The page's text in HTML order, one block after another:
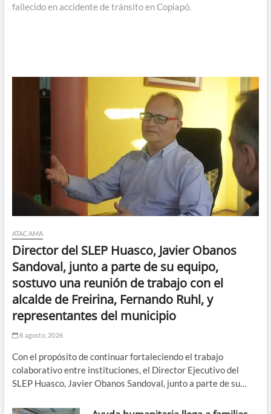
fallecido en accidente de tránsito en Copiapó.
ATACAMA
Director del SLEP Huasco, Javier Obanos
Sandoval, junto a parte de su equipo,
sostuvo una reunión de trabajo con el
alcalde de Freirina, Fernando Ruhl, y
representantes del municipio
8 agosto, 2026
Con el propósito de continuar fortaleciendo el trabajo
colaborativo entre instituciones, el Director Ejecutivo del
SLEP Huasco, Javier Obanos Sandoval, junto a parte de su…